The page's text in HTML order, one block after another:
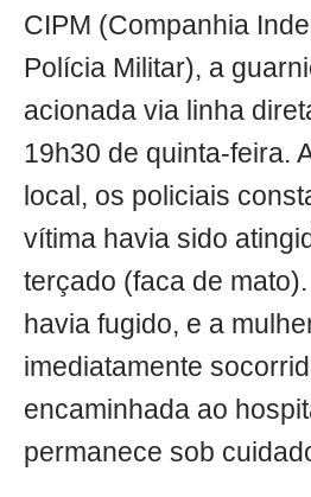
CIPM (Companhia
Polícia Militar), a
acionada via linha
19h30 de quinta-feira.
local, os policiais
vítima havia sido
terçado (faca de
havia fugido, e a
imediatamente
encaminhada ao
permanece sob